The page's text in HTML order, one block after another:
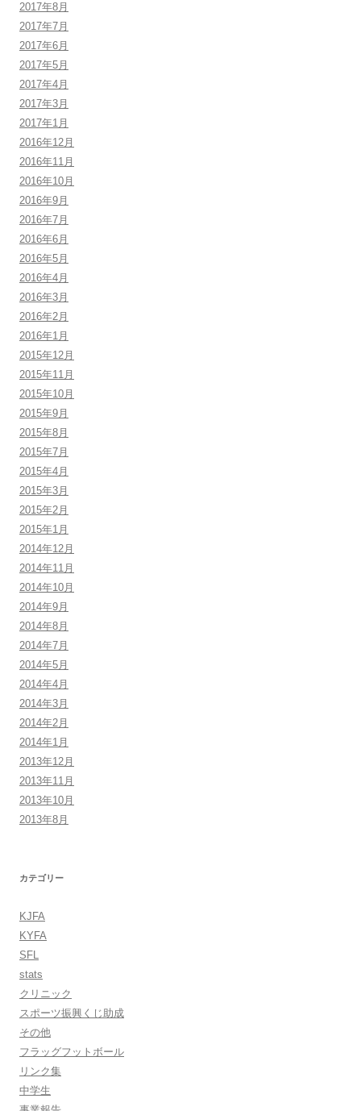
2017年8月
2017年7月
2017年6月
2017年5月
2017年4月
2017年3月
2017年1月
2016年12月
2016年11月
2016年10月
2016年9月
2016年7月
2016年6月
2016年5月
2016年4月
2016年3月
2016年2月
2016年1月
2015年12月
2015年11月
2015年10月
2015年9月
2015年8月
2015年7月
2015年4月
2015年3月
2015年2月
2015年1月
2014年12月
2014年11月
2014年10月
2014年9月
2014年8月
2014年7月
2014年5月
2014年4月
2014年3月
2014年2月
2014年1月
2013年12月
2013年11月
2013年10月
2013年8月
カテゴリー
KJFA
KYFA
SFL
stats
クリニック
スポーツ振興くじ助成
その他
フラッグフットボール
リンク集
中学生